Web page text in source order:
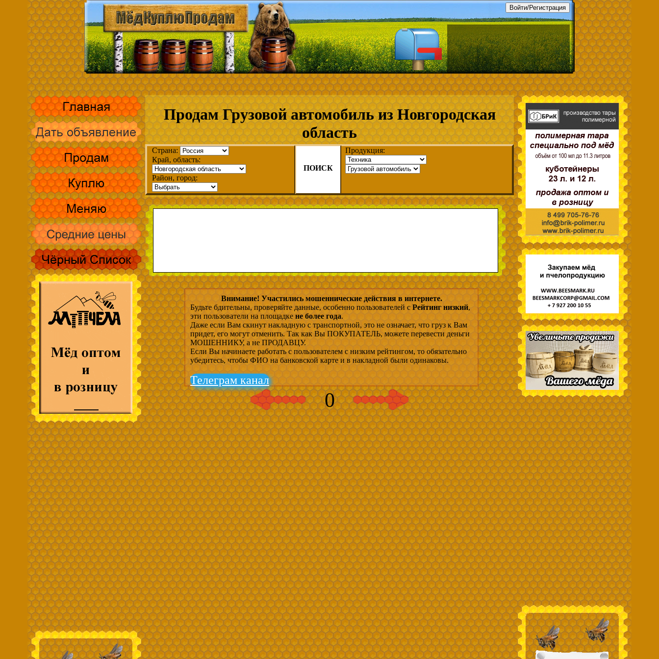
Продам Грузовой автомобиль из Новгородская
область
Страна:
Край, область:
Район, город:
Продукция:
ПОИСК
Внимание! Участились мошеннические действия в интернете.
Будьте бдительны, проверяйте данные, особенно пользователей с Рейтинг низкий,
эти пользователи на площадке не более года.
Даже если Вам скинут накладную с транспортной, это не означает, что груз к Вам
придет, его могут отменить. Так как Вы ПОКУПАТЕЛЬ, можете перевести деньги
МОШЕННИКУ, а не ПРОДАВЦУ.
Если Вы начинаете работать с пользователем с низким рейтингом, то обязательно
убедитесь, чтобы ФИО на банковской карте и в накладной были одинаковы.
Телеграм канал
0